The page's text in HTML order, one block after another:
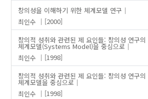
창의성을 이해하기 위한 체계모델 연구
최인수
[2000]
창의적 성취와 관련된 제 요인들: 창의성 연구의
체계모델(Systems Model)을 중심으로
최인수
[1998]
창의적 성취와 관련된 제 요인들: 창의성 연구의
체계모델을 중심으로
최인수
[1998]